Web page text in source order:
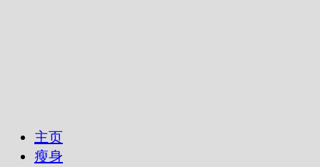
主页
瘦身